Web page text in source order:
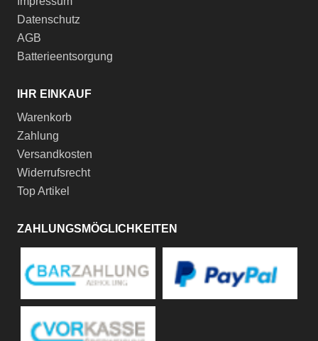
Datenschutz
AGB
Batterieentsorgung
IHR EINKAUF
Warenkorb
Zahlung
Versandkosten
Widerrufsrecht
Top Artikel
ZAHLUNGSMÖGLICHKEITEN